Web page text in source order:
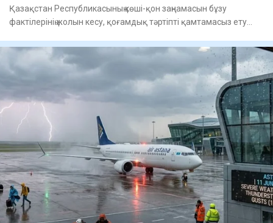
Қазақстан Республикасының көші-қон заңнамасын бұзу
фактілерінің жолын кесу, қоғамдық тәртіпті қамтамасыз ету